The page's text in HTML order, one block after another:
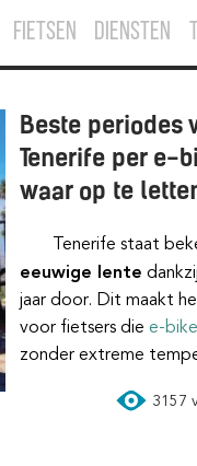
FIETSEN DIENSTEN
Beste periodes
Tenerife per e-
waar op te
Tenerife staat
eeuwige lente
jaar door. Dit maakt
voor fietsers diee-
zonder extreme
3157